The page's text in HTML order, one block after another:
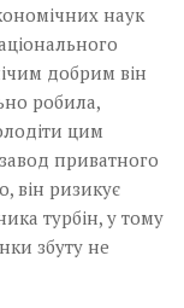
наук
добрим він
робила,
цим
приватного
він ризикує
турбін, у тому
збуту не